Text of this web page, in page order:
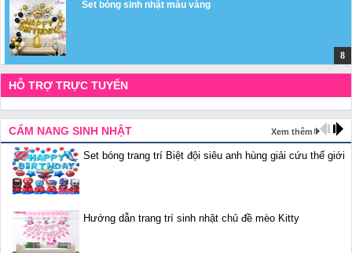
Set bóng sinh nhật màu vàng
HỖ TRỢ TRỰC TUYẾN
CẨM NANG SINH NHẬT Xem thêm
Set bóng trang trí Biệt đội siêu anh hùng giải cứu thế giới
Hướng dẫn trang trí sinh nhật chủ đề mèo Kitty